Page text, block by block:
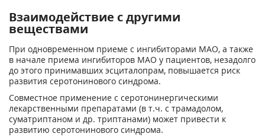
Взаимодействие с другими
веществами
При одновременном приеме с ингибиторами МАО, а также
в начале приема ингибиторов МАО у пациентов, незадолго
до этого принимавших эсциталопрам, повышается риск
развития серотонинового синдрома.
Совместное применение с серотонинергическими
лекарственными препаратами (в т.ч. с трамадолом,
суматриптаном и др. триптанами) может привести к
развитию серотонинового синдрома.